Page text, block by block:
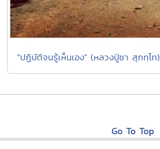
"ปฏิบัติจนรู้เห็นเอง" (หลวงปู่ชา สุภทฺโท)
Go To Top